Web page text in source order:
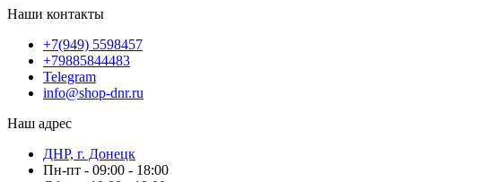
Наши контакты
+7(949) 5598457
+79885844483
Telegram
info@shop-dnr.ru
Наш адрес
ДНР, г. Донецк
Пн-пт - 09:00 - 18:00